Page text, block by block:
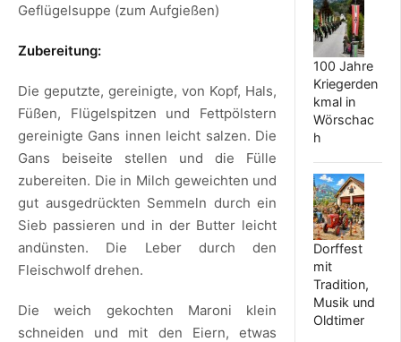
Geflügelsuppe (zum Aufgießen)
Zubereitung:
Die geputzte, gereinigte, von Kopf, Hals,
Füßen, Flügelspitzen und Fettpölstern
gereinigte Gans innen leicht salzen. Die
Gans beiseite stellen und die Fülle
zubereiten. Die in Milch geweichten und
gut ausgedrückten Semmeln durch ein
Sieb passieren und in der Butter leicht
andünsten. Die Leber durch den
Fleischwolf drehen.
Die weich gekochten Maroni klein
schneiden und mit den Eiern, etwas
100 Jahre
Kriegerden
kmal in
Wörschac
h
Dorffest
mit
Tradition,
Musik und
Oldtimer